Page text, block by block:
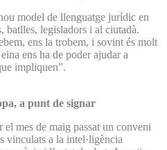
model de llenguatge jurídic en
batlles, legisladors i al ciutadà.
ens la trobem, i sovint és molt
ens ha de poder ajudar a
impliquen”.
a punt de signar
mes de maig passat un conveni
vinculats a la intel·ligència